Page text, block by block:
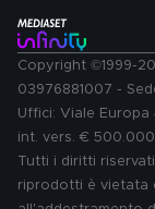
Copyright ©1999-
03976881007 -
Uffici: Viale Europa
int. vers. €
Tutti i diritti
riprodotti è vietata